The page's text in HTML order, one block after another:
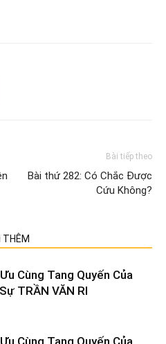
Bài tiếp theo
Bài thứ 282: Có Chắc Được
Cứu Không?
THÊM
Cùng Tang Quyến Của
TRẦN VĂN RI